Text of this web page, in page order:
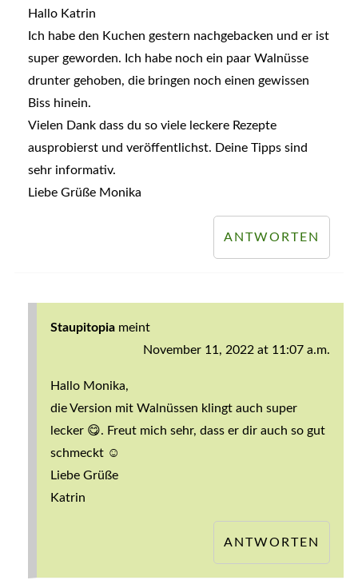
Hallo Katrin
Ich habe den Kuchen gestern nachgebacken und er ist
super geworden. Ich habe noch ein paar Walnüsse
drunter gehoben, die bringen noch einen gewissen
Biss hinein.
Vielen Dank dass du so viele leckere Rezepte
ausprobierst und veröffentlichst. Deine Tipps sind
sehr informativ.
Liebe Grüße Monika
ANTWORTEN
Staupitopia meint
November 11, 2022 at 11:07 a.m.
Hallo Monika,
die Version mit Walnüssen klingt auch super
lecker 😋. Freut mich sehr, dass er dir auch so gut
schmeckt ☺️
Liebe Grüße
Katrin
ANTWORTEN